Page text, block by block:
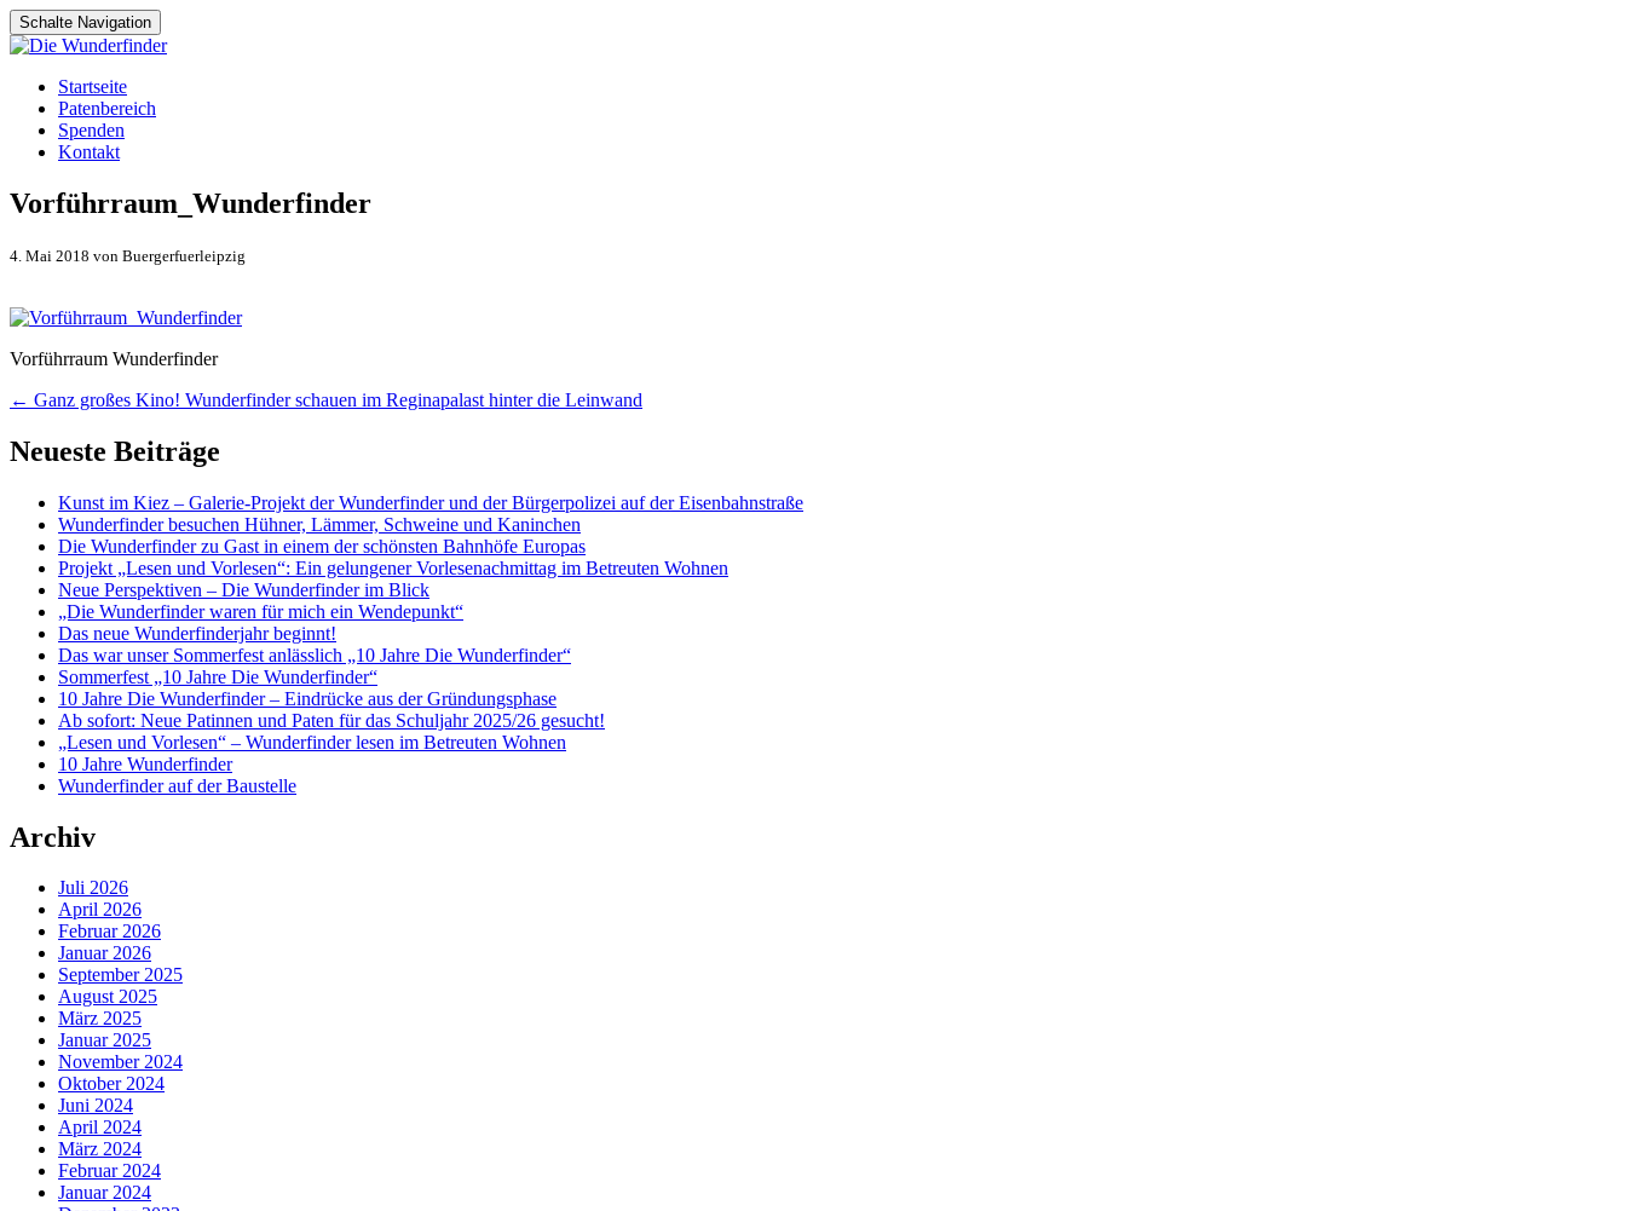
Schalte Navigation
Zum
Inhalt
springen
Startseite
Patenbereich
Spenden
Kontakt
Vorführraum_Wunderfinder
4. Mai 2018 von Buergerfuerleipzig
Vorführraum Wunderfinder
Artikel-
Navigation
← Ganz großes Kino! Wunderfinder schauen im Reginapalast hinter die Leinwand
Neueste Beiträge
Kunst im Kiez – Galerie-Projekt der Wunderfinder und der Bürgerpolizei auf der Eisenbahnstraße
Wunderfinder besuchen Hühner, Lämmer, Schweine und Kaninchen
Die Wunderfinder zu Gast in einem der schönsten Bahnhöfe Europas
Projekt „Lesen und Vorlesen“: Ein gelungener Vorlesenachmittag im Betreuten Wohnen
Neue Perspektiven – Die Wunderfinder im Blick
„Die Wunderfinder waren für mich ein Wendepunkt“
Das neue Wunderfinderjahr beginnt!
Das war unser Sommerfest anlässlich „10 Jahre Die Wunderfinder“
Sommerfest „10 Jahre Die Wunderfinder“
10 Jahre Die Wunderfinder – Eindrücke aus der Gründungsphase
Ab sofort: Neue Patinnen und Paten für das Schuljahr 2025/26 gesucht!
„Lesen und Vorlesen“ – Wunderfinder lesen im Betreuten Wohnen
10 Jahre Wunderfinder
Wunderfinder auf der Baustelle
Archiv
Juli 2026
April 2026
Februar 2026
Januar 2026
September 2025
August 2025
März 2025
Januar 2025
November 2024
Oktober 2024
Juni 2024
April 2024
März 2024
Februar 2024
Januar 2024